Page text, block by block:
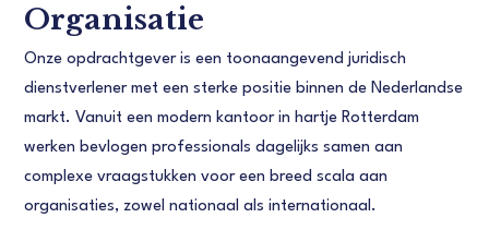
Organisatie
Onze opdrachtgever is een toonaangevend juridisch
dienstverlener met een sterke positie binnen de Nederlandse
markt. Vanuit een modern kantoor in hartje Rotterdam
werken bevlogen professionals dagelijks samen aan
complexe vraagstukken voor een breed scala aan
organisaties, zowel nationaal als internationaal.